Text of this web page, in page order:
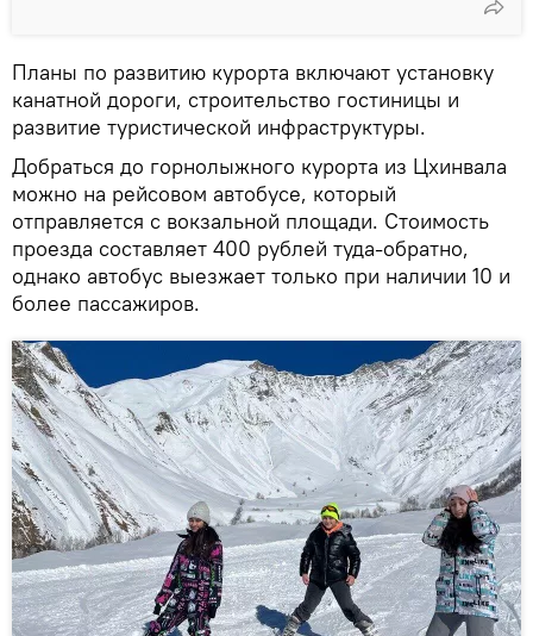
Планы по развитию курорта включают установку
канатной дороги, строительство гостиницы и
развитие туристической инфраструктуры.
Добраться до горнолыжного курорта из Цхинвала
можно на рейсовом автобусе, который
отправляется с вокзальной площади. Стоимость
проезда составляет 400 рублей туда-обратно,
однако автобус выезжает только при наличии 10 и
более пассажиров.